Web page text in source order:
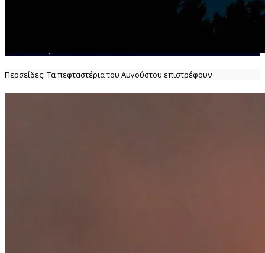
Περσείδες: Τα πεφταστέρια του Αυγούστου επιστρέφουν